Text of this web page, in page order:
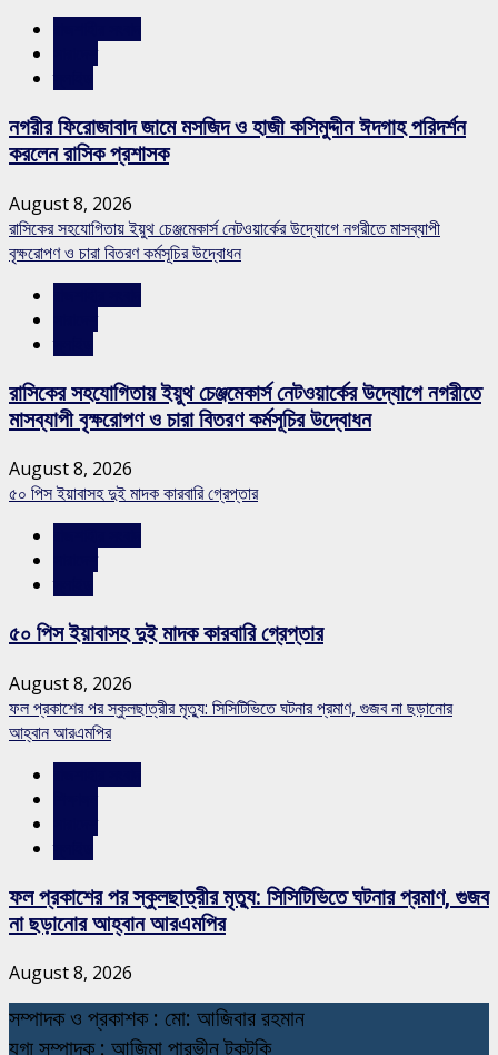
নগরীর ফিরোজাবাদ জামে মসজিদ ও হাজী কসিমুদ্দীন ঈদগাহ পরিদর্শন
করলেন রাসিক প্রশাসক
August 8, 2026
রাসিকের সহযোগিতায় ইয়ুথ চেঞ্জমেকার্স নেটওয়ার্কের উদ্যোগে নগরীতে মাসব্যাপী
বৃক্ষরোপণ ও চারা বিতরণ কর্মসূচির উদ্বোধন
রাসিকের সহযোগিতায় ইয়ুথ চেঞ্জমেকার্স নেটওয়ার্কের উদ্যোগে নগরীতে
মাসব্যাপী বৃক্ষরোপণ ও চারা বিতরণ কর্মসূচির উদ্বোধন
August 8, 2026
৫০ পিস ইয়াবাসহ দুই মাদক কারবারি গ্রেপ্তার
৫০ পিস ইয়াবাসহ দুই মাদক কারবারি গ্রেপ্তার
August 8, 2026
ফল প্রকাশের পর স্কুলছাত্রীর মৃত্যু: সিসিটিভিতে ঘটনার প্রমাণ, গুজব না ছড়ানোর
আহ্বান আরএমপির
ফল প্রকাশের পর স্কুলছাত্রীর মৃত্যু: সিসিটিভিতে ঘটনার প্রমাণ, গুজব
না ছড়ানোর আহ্বান আরএমপির
August 8, 2026
সম্পাদক ও প্রকাশক : মো: আজিবার রহমান
যুগ্ম সম্পাদক : আজিমা পারভীন টুকটুকি